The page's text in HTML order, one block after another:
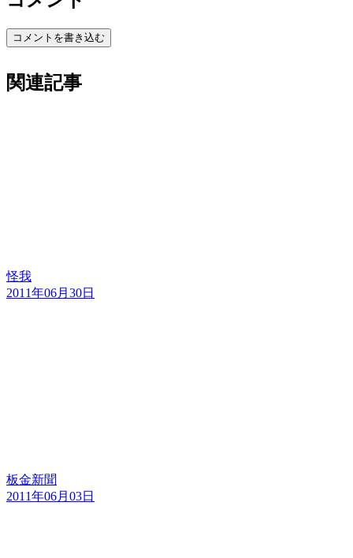
コメントを書き込む
関連記事
怪我
2011年06月30日
板金新聞
2011年06月03日